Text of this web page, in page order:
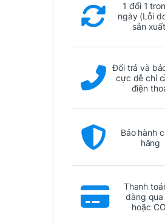
1 đổi 1
ngày (Lỗi
sản
Đổi trả và
cực dễ chỉ
điện
Bảo hành
hãng
Thanh
dàng qua
hoặc